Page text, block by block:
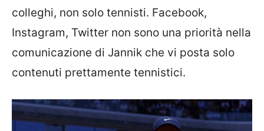
colleghi, non solo tennisti. Facebook,
Instagram, Twitter non sono una priorità nella
comunicazione di Jannik che vi posta solo
contenuti prettamente tennistici.